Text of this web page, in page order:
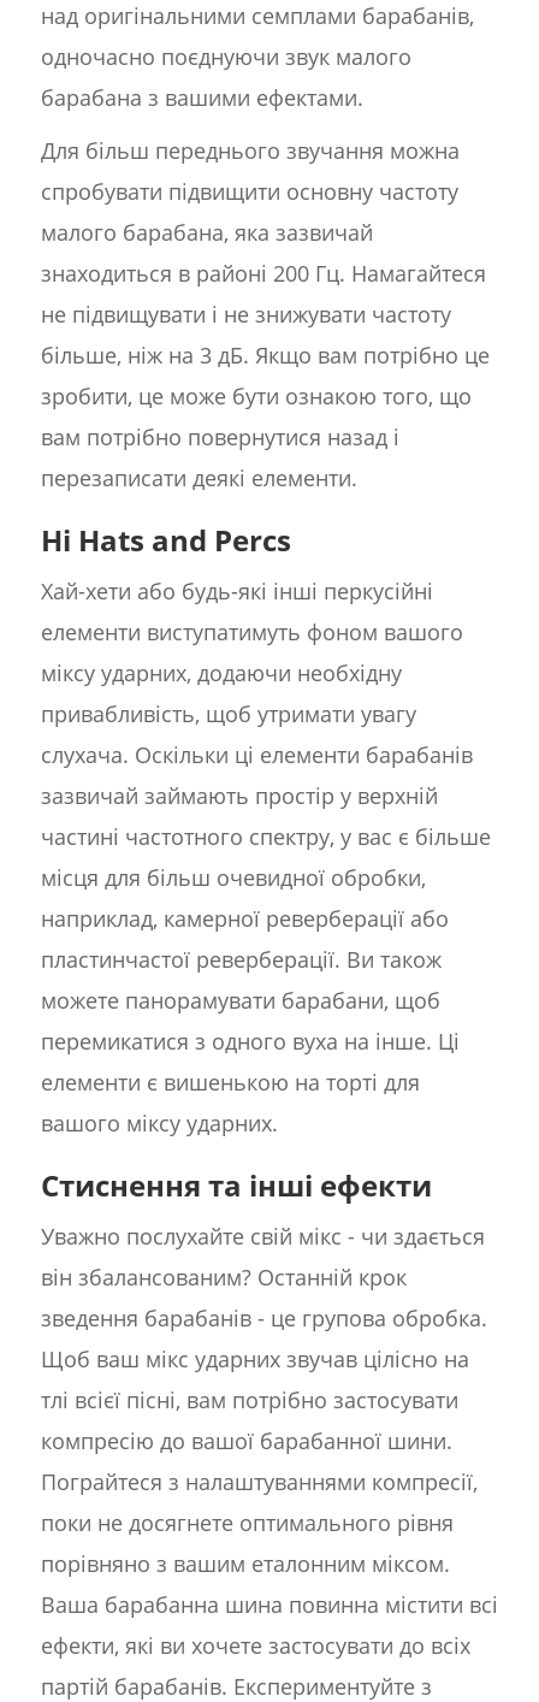
над оригінальними семплами барабанів,
одночасно поєднуючи звук малого
барабана з вашими ефектами.
Для більш переднього звучання можна
спробувати підвищити основну частоту
малого барабана, яка зазвичай
знаходиться в районі 200 Гц. Намагайтеся
не підвищувати і не знижувати частоту
більше, ніж на 3 дБ. Якщо вам потрібно це
зробити, це може бути ознакою того, що
вам потрібно повернутися назад і
перезаписати деякі елементи.
Hi Hats and Percs
Хай-хети або будь-які інші перкусійні
елементи виступатимуть фоном вашого
міксу ударних, додаючи необхідну
привабливість, щоб утримати увагу
слухача. Оскільки ці елементи барабанів
зазвичай займають простір у верхній
частині частотного спектру, у вас є більше
місця для більш очевидної обробки,
наприклад, камерної реверберації або
пластинчастої реверберації. Ви також
можете панорамувати барабани, щоб
перемикатися з одного вуха на інше. Ці
елементи є вишенькою на торті для
вашого міксу ударних.
Стиснення та інші ефекти
Уважно послухайте свій мікс - чи здається
він збалансованим? Останній крок
зведення барабанів - це групова обробка.
Щоб ваш мікс ударних звучав цілісно на
тлі всієї пісні, вам потрібно застосувати
компресію до вашої барабанної шини.
Пограйтеся з налаштуваннями компресії,
поки не досягнете оптимального рівня
порівняно з вашим еталонним міксом.
Ваша барабанна шина повинна містити всі
ефекти, які ви хочете застосувати до всіх
партій барабанів. Експериментуйте з